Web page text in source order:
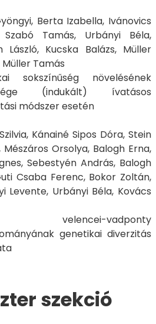
Berta Izabella, Ivánovics
Szabó Tamás, Urbányi Béla,
László, Kucska Balázs, Müller
Tamás
sokszínűség növelésének
(indukált) ívatásos
módszer esetén
Kánainé Sipos Dóra, Stein
Mészáros Orsolya, Balogh Erna,
Sebestyén András, Balogh
Csaba Ferenc, Bokor Zoltán,
Levente, Urbányi Béla, Kovács
vadponty
genetikai diverzitás
szekció